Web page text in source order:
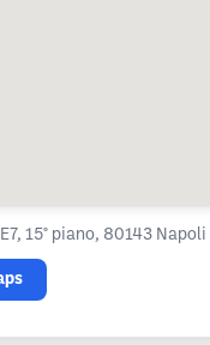
15° piano, 80143